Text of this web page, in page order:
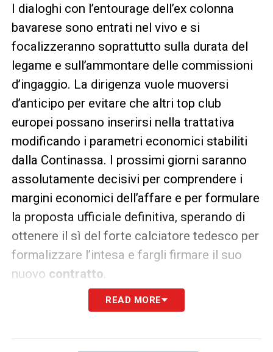
I dialoghi con l’entourage dell’ex colonna
bavarese sono entrati nel vivo e si
focalizzeranno soprattutto sulla durata del
legame e sull’ammontare delle commissioni
d’ingaggio. La dirigenza vuole muoversi
d’anticipo per evitare che altri top club
europei possano inserirsi nella trattativa
modificando i parametri economici stabiliti
dalla Continassa. I prossimi giorni saranno
assolutamente decisivi per comprendere i
margini economici dell’affare e per formulare
la proposta ufficiale definitiva, sperando di
ottenere il sì del forte calciatore tedesco per
formalizzare l’intesa e fargli firmare il suo
nuovo contratto.
READ MORE